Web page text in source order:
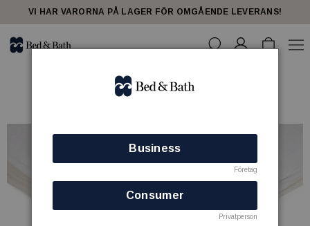
VI HAR VARORNA PÅ LAGER FÖR OMGÅENDE LEVERANS!
Business
Företag
Consumer
Privatperson